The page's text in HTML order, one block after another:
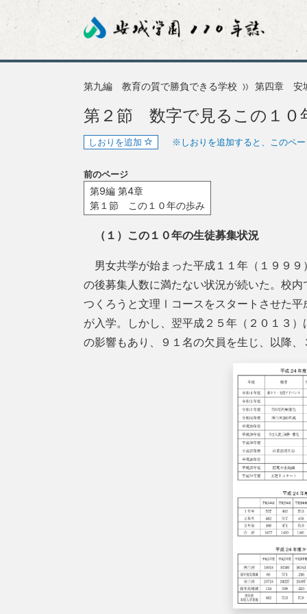
第九編 教育の質で勝負できる学校 第四章 安
第２節 数字で見るこの１０
しおりを追加 ※しおりを追加すると、このペー
前のページ
第9編 第4章
第１節 この１０年の歩み
（１）この１０年の生徒募集状況
男女共学が始まった平成１１年（１９９
の後募集人数に満たない状況が続いた。校
つくろうと文理Ⅰコースをスタートさせた
が入学。しかし、翌平成２５年（２０１３
の影響もあり、９１名の欠員を生じ、以降